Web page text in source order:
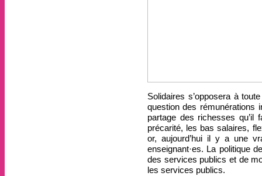
Solidaires s’opposera à
question des rémunérations
partage des richesses qu’il
précarité, les bas salaires,
or, aujourd’hui il y a une
enseignant·es. La politique
des services publics et de
les services publics.